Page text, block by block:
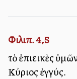
Φιλιπ. 4,5
τὸ ἐπιεικὲς
Κύριος ἐγγύς.